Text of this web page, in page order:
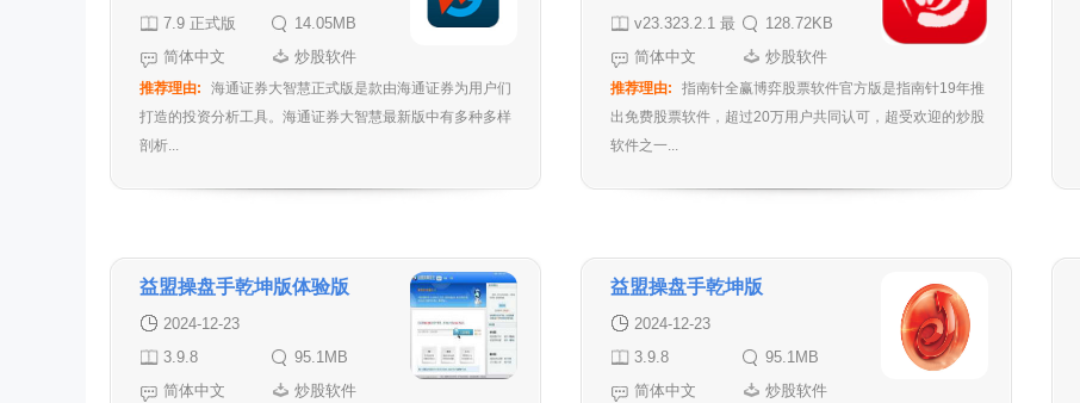
7.9 正式版
14.05MB
简体中文
炒股软件
推荐理由:
海通证券大智慧正式版是款由海通证券为用户们
打造的投资分析工具。海通证券大智慧最新版中有多种多样
剖析...
v23.323.2.1 最
新版
128.72KB
简体中文
炒股软件
推荐理由:
指南针全赢博弈股票软件官方版是指南针19年推
出免费股票软件，超过20万用户共同认可，超受欢迎的炒股
软件之一...
益盟操盘手乾坤版体验版
2024-12-23
3.9.8
95.1MB
简体中文
炒股软件
益盟操盘手乾坤版
2024-12-23
3.9.8
95.1MB
简体中文
炒股软件